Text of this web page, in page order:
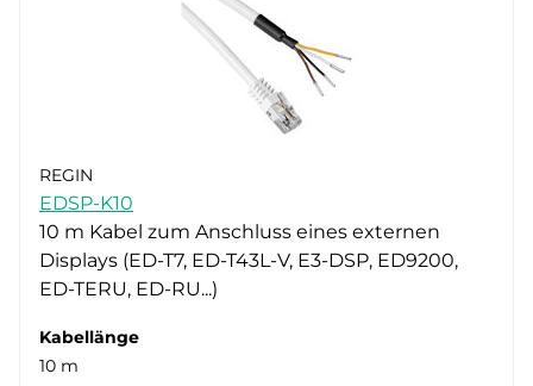
REGIN
EDSP-K10
10 m Kabel zum Anschluss eines externen
Displays (ED-T7, ED-T43L-V, E3-DSP, ED9200,
ED-TERU, ED-RU...)
Kabellänge
10 m